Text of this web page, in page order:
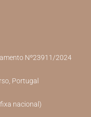
Nº23911/2024
Portugal
nacional)